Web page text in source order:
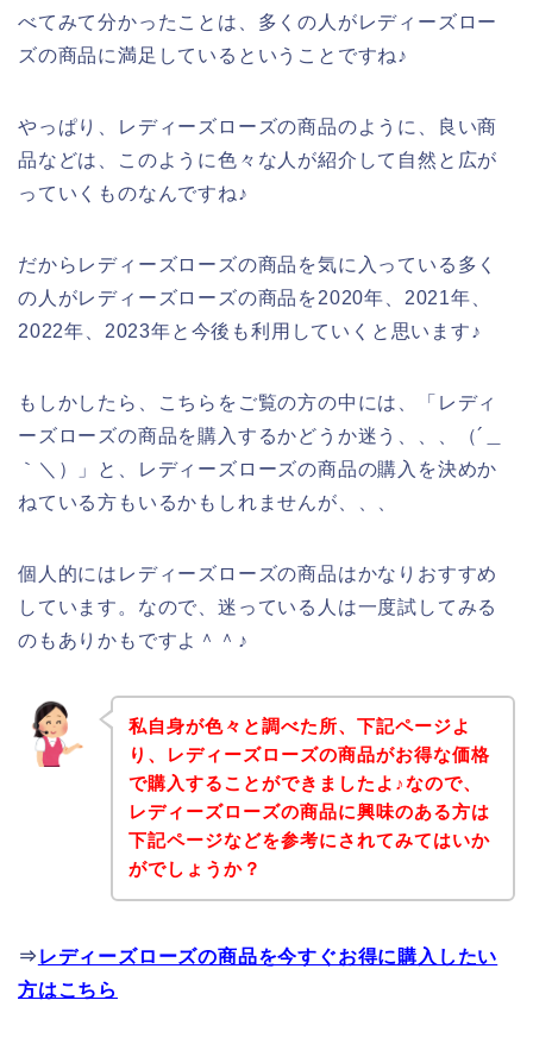
べてみて分かったことは、多くの人がレディーズロー
ズの商品に満足しているということですね♪
やっぱり、レディーズローズの商品のように、良い商
品などは、このように色々な人が紹介して自然と広が
っていくものなんですね♪
だからレディーズローズの商品を気に入っている多く
の人がレディーズローズの商品を2020年、2021年、
2022年、2023年と今後も利用していくと思います♪
もしかしたら、こちらをご覧の方の中には、「レディ
ーズローズの商品を購入するかどうか迷う、、、（´＿
｀＼）」と、レディーズローズの商品の購入を決めか
ねている方もいるかもしれませんが、、、
個人的にはレディーズローズの商品はかなりおすすめ
しています。なので、迷っている人は一度試してみる
のもありかもですよ＾＾♪
私自身が色々と調べた所、下記ページよ
り、レディーズローズの商品がお得な価格
で購入することができましたよ♪なので、
レディーズローズの商品に興味のある方は
下記ページなどを参考にされてみてはいか
がでしょうか？
⇒ レディーズローズの商品を今すぐお得に購入したい
方はこちら